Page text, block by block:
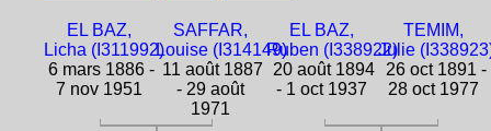
EL BAZ,
Licha (I311992)
6 mars 1886 -
7 nov 1951
SAFFAR,
Louise (I314149)
11 août 1887
- 29 août
1971
EL BAZ,
Ruben (I338922)
20 août 1894
- 1 oct 1937
TEMIM,
Julie
26 oct 1891 -
28 oct 1977